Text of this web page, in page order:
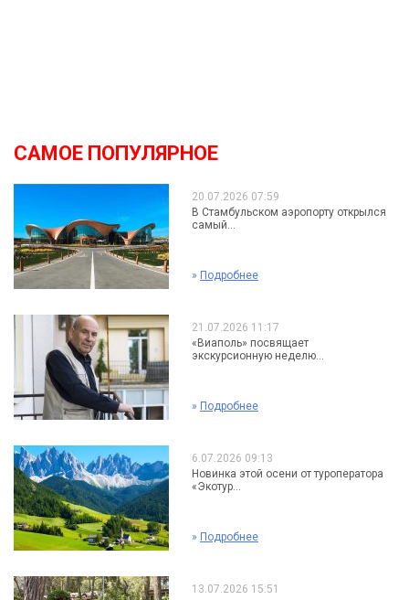
САМОЕ ПОПУЛЯРНОЕ
20.07.2026 07:59
В Стамбульском аэропорту открылся
самый...
» Подробнее
21.07.2026 11:17
«Виаполь» посвящает
экскурсионную неделю...
» Подробнее
6.07.2026 09:13
Новинка этой осени от туроператора
«Экотур...
» Подробнее
13.07.2026 15:51